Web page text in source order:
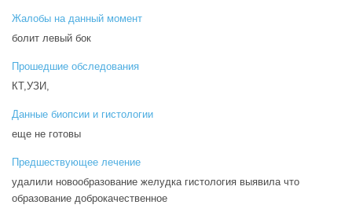
Жалобы на данный момент
болит левый бок
Прошедшие обследования
КТ,УЗИ,
Данные биопсии и гистологии
еще не готовы
Предшествующее лечение
удалили новообразование желудка гистология выявила что
образование доброкачественное